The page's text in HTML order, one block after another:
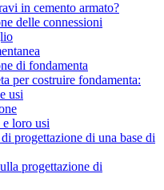
in ​​cemento armato?
delle connessioni
di fondamenta
per costruire fondamenta:
usi
loro usi
progettazione di una base di
progettazione di